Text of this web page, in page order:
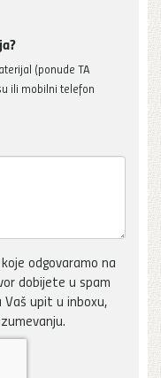
(ponude TA
ili mobilni telefon
odgovaramo na
dobijete u spam
Vaš upit u inboxu,